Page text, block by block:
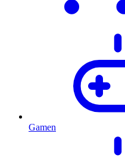
Gamen